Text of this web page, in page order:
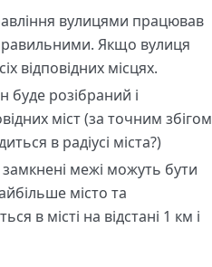
вулицями працював
Якщо вулиця
відповідних місцях.
буде розібраний і
міст (за точним збігом
в радіусі міста?)
межі можуть бути
місто та
в місті на відстані 1 км і